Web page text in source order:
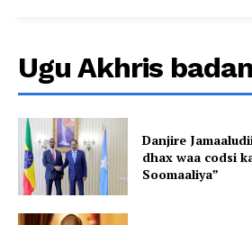
Ugu Akhris badan
Danjire
dhax waa codsi
Soomaaliya”